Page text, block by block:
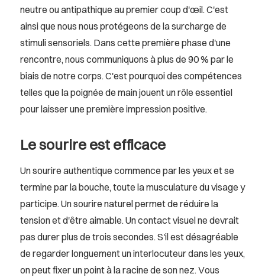
neutre ou antipathique au premier coup d'œil. C'est
ainsi que nous nous protégeons de la surcharge de
stimuli sensoriels. Dans cette première phase d'une
rencontre, nous communiquons à plus de 90 % par le
biais de notre corps. C'est pourquoi des compétences
telles que la poignée de main jouent un rôle essentiel
pour laisser une première impression positive.
Le sourire est efficace
Un sourire authentique commence par les yeux et se
termine par la bouche, toute la musculature du visage y
participe. Un sourire naturel permet de réduire la
tension et d'être aimable. Un contact visuel ne devrait
pas durer plus de trois secondes. S'il est désagréable
de regarder longuement un interlocuteur dans les yeux,
on peut fixer un point à la racine de son nez. Vous